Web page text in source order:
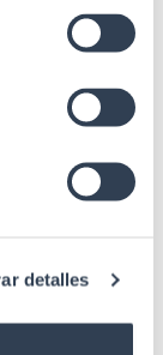
detalles
SC-APC